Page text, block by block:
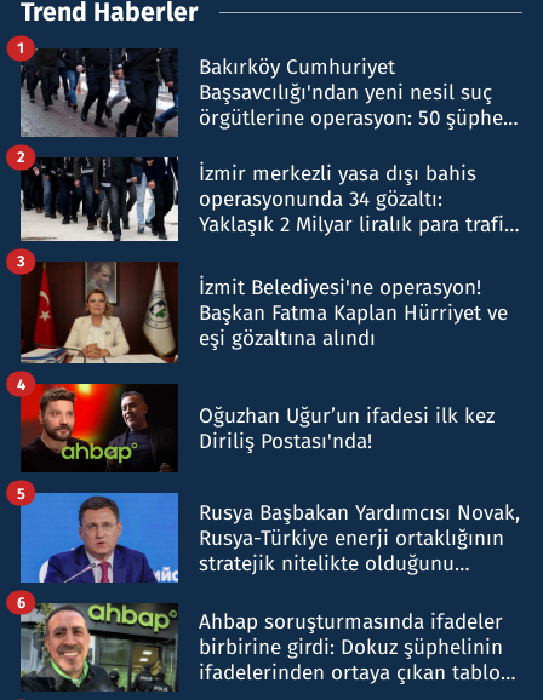
Trend Haberler
Bakırköy Cumhuriyet
Başsavcılığı'ndan yeni nesil suç
örgütlerine operasyon: 50 şüpheli
1
İzmir merkezli yasa dışı bahis
operasyonunda 34 gözaltı:
Yaklaşık 2 Milyar liralık para trafiği
2
İzmit Belediyesi'ne operasyon!
Başkan Fatma Kaplan Hürriyet ve
eşi gözaltına alındı
3
Oğuzhan Uğur’un ifadesi ilk kez
Diriliş Postası'nda!
4
Rusya Başbakan Yardımcısı Novak,
Rusya-Türkiye enerji ortaklığının
stratejik nitelikte olduğunu
5
Ahbap soruşturmasında ifadeler
birbirine girdi: Dokuz şüphelinin
ifadelerinden ortaya çıkan tablo
6